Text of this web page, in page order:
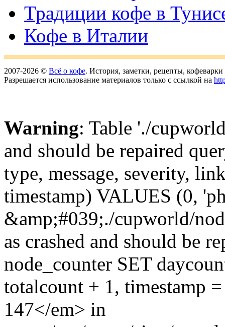
Традиции кофе в
Кофе в Италии
2007-2026 © Всё о кофе. История, заметки, рецепты,
Разрешается использование материалов только с ссылкой на
Warning: Table './
and should be repaired
type, message, severity,
timestamp) VALUES (0,
&amp;#039;./cupworld/
as crashed and should be
node_counter SET
totalcount + 1, timestamp
147</em> in